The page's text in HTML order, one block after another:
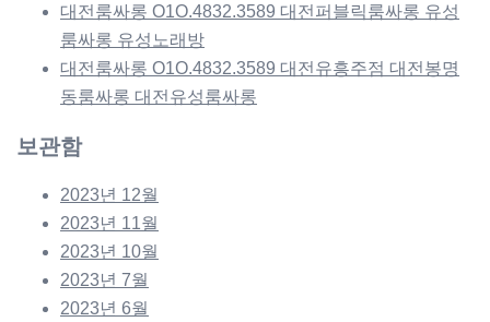
대전룸싸롱 O1O.4832.3589 대전퍼블릭룸싸롱 유성
룸싸롱 유성노래방
대전룸싸롱 O1O.4832.3589 대전유흥주점 대전봉명
동룸싸롱 대전유성룸싸롱
보관함
2023년 12월
2023년 11월
2023년 10월
2023년 7월
2023년 6월